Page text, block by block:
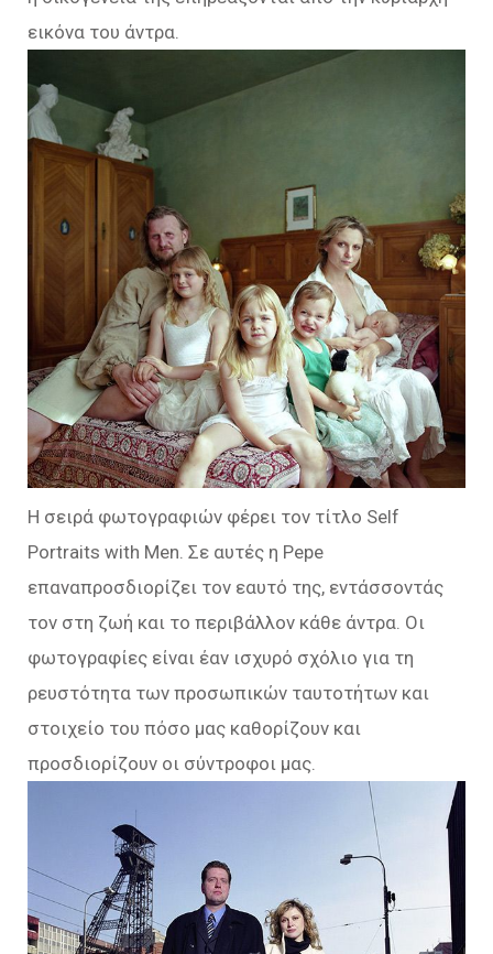
εικόνα του άντρα.
Η σειρά φωτογραφιών φέρει τον τίτλο Self
Portraits with Men. Σε αυτές η Pepe
επαναπροσδιορίζει τον εαυτό της, εντάσσοντάς
τον στη ζωή και το περιβάλλον κάθε άντρα. Οι
φωτογραφίες είναι έαν ισχυρό σχόλιο για τη
ρευστότητα των προσωπικών ταυτοτήτων και
στοιχείο του πόσο μας καθορίζουν και
προσδιορίζουν οι σύντροφοι μας.